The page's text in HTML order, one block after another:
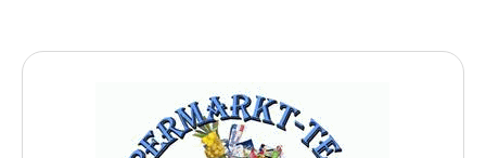
Bildergalerie überspringen